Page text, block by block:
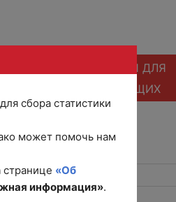
ВЕРСИЯ ДЛЯ
СЛАБОВИДЯЩИХ
для сбора статистики
может помочь нам
странице «Об
информация».